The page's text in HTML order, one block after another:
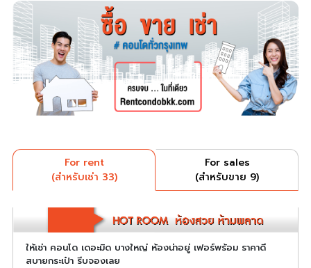
For rent
(สำหรับเช่า 33)
For sales
(สำหรับขาย 9)
ให้เช่า คอนโด เดอะมิด บางใหญ่ ห้องน่าอยู่ เฟอร์พร้อม ราคาดี
สบายกระเป๋า รีบจองเลย